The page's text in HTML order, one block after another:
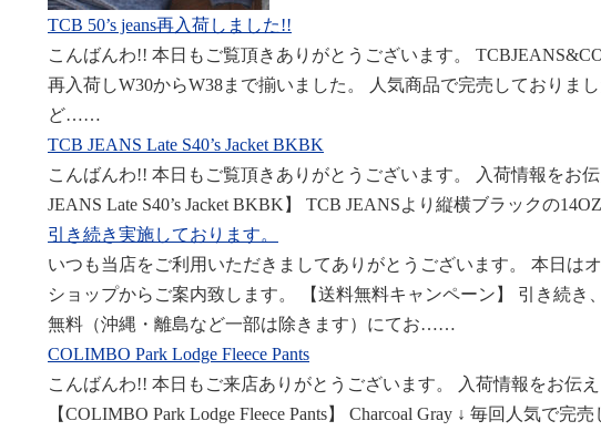
TCB 50’s jeans再入荷しました!!
こんばんわ!! 本日もご覧頂きありがとうございます。
再入荷しW30からW38まで揃いました。 人気商品で完売しておりま
ど……
TCB JEANS Late S40’s Jacket BKBK
こんばんわ!! 本日もご覧頂きありがとうございます。 入荷情報をお
JEANS Late S40’s Jacket BKBK】 TCB JEANSより縦横ブラックの
引き続き実施しております。
いつも当店をご利用いただきましてありがとうございます。 本日は
ショップからご案内致します。 【送料無料キャンペーン】 引き続き
無料（沖縄・離島など一部は除きます）にてお……
COLIMBO Park Lodge Fleece Pants
こんばんわ!! 本日もご来店ありがとうございます。 入荷情報をお伝え
【COLIMBO Park Lodge Fleece Pants】 Charcoal Gray ↓ 毎回人気で完